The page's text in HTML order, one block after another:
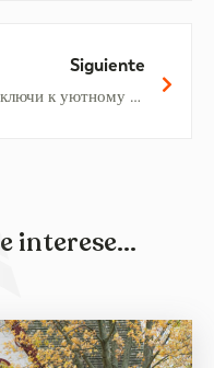
Siguiente
Все ключи к уютному и спокойному дому
interese...